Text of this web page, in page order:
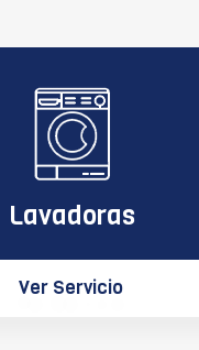
Lavadoras
Ver Servicio